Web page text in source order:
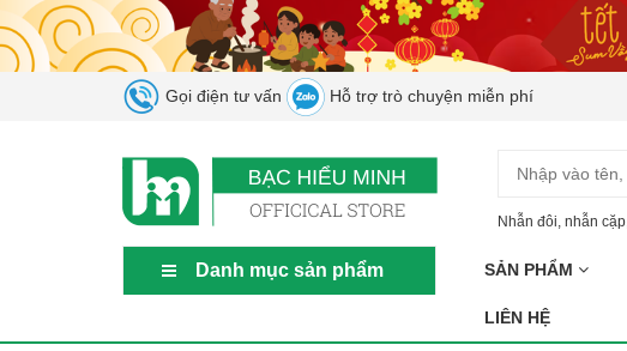
Gọi điện tư vấn Hỗ trợ trò chuyện miễn phí
Nhẫn đôi nhẫn cặp
Danh mục sản phẩm SẢN PHẨM
LIÊN HỆ